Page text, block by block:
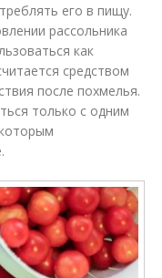
его в пищу.
рассольника
как
средством
после похмелья.
только с одним